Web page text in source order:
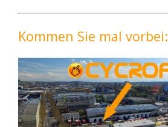
Kommen Sie mal vorbei: